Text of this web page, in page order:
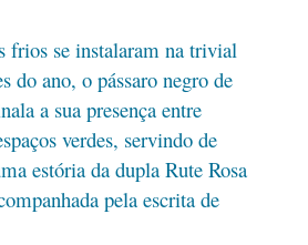
frios se instalaram na trivial
do ano, o pássaro negro de
a sua presença entre
verdes, servindo de
estória da dupla Rute Rosa
pela escrita de